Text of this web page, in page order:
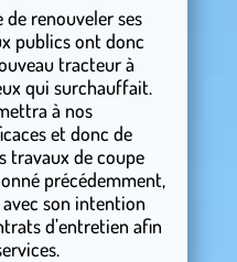
renouveler ses
publics ont donc
tracteur à
qui surchauffait.
à nos
et donc de
travaux de coupe
précédemment,
son intention
d’entretien afin